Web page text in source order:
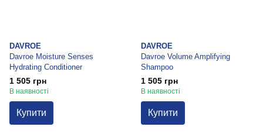
DAVROE
Davroe Moisture Senses
Hydrating Conditioner
1 505 грн
В наявності
Купити
DAVROE
Davroe Volume Amplifying
Shampoo
1 505 грн
В наявності
Купити